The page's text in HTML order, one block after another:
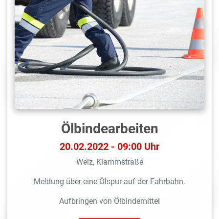
Ölbindearbeiten
20.02.2022 - 09:00 Uhr
Weiz, Klammstraße
Meldung über eine Ölspur auf der Fahrbahn.
Aufbringen von Ölbindemittel